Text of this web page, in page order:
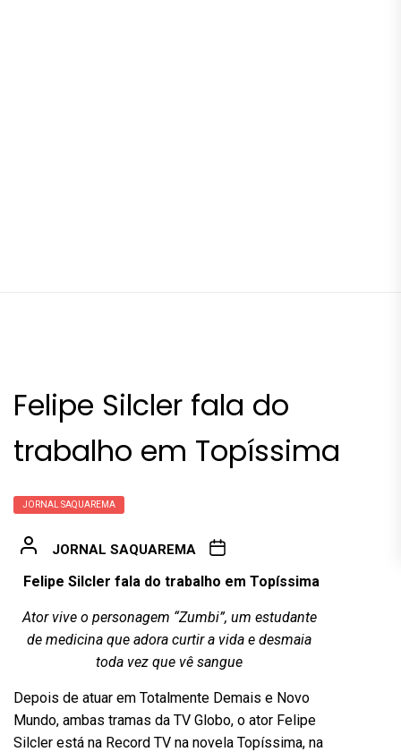
Felipe Silcler fala do
trabalho em Topíssima
JORNAL SAQUAREMA
JORNAL SAQUAREMA
Felipe Silcler fala do trabalho em Topíssima
Ator vive o personagem “Zumbi”, um estudante
de medicina que adora curtir a vida e desmaia
toda vez que vê sangue
Depois de atuar em Totalmente Demais e Novo
Mundo, ambas tramas da TV Globo, o ator Felipe
Silcler está na Record TV na novela Topíssima, na